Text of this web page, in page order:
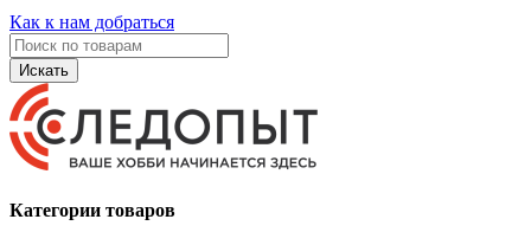
Как к нам добраться
Искать
Категории товаров